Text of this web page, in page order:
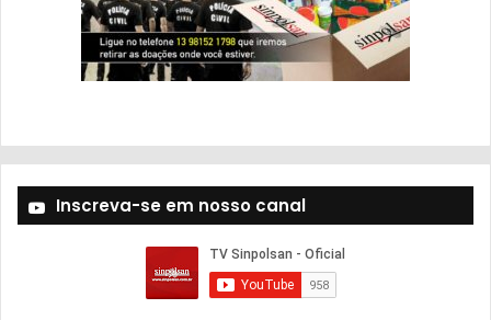
Inscreva-se em nosso canal